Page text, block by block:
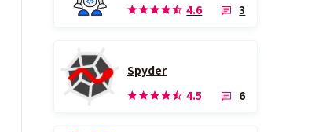
4.6
3
Spyder
4.5
6